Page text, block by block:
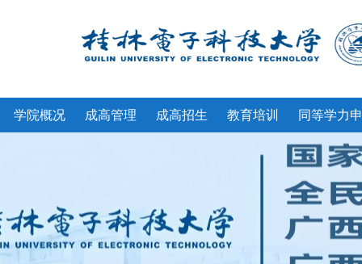
学院概况 成高管理 成高招生 教育培训 同等学力